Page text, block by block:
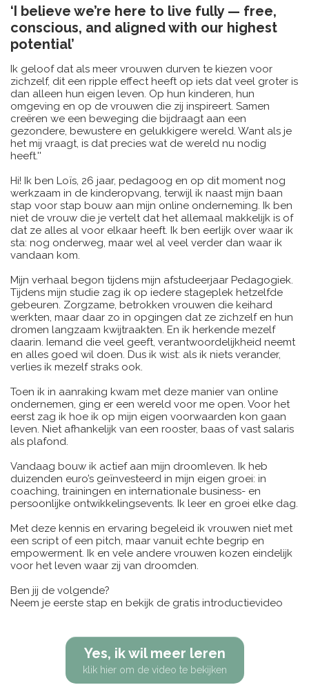
‘I believe we’re here to live fully — free,
conscious, and aligned with our highest
potential’
Ik geloof dat als meer vrouwen durven te kiezen voor
zichzelf, dit een ripple effect heeft op iets dat veel groter is
dan alleen hun eigen leven. Op hun kinderen, hun
omgeving en op de vrouwen die zij inspireert. Samen
creëren we een beweging die bijdraagt aan een
gezondere, bewustere en gelukkigere wereld. Want als je
het mij vraagt, is dat precies wat de wereld nu nodig
heeft.''
Hi! Ik ben Loïs, 26 jaar, pedagoog en op dit moment nog
werkzaam in de kinderopvang, terwijl ik naast mijn baan
stap voor stap bouw aan mijn online onderneming. Ik ben
niet de vrouw die je vertelt dat het allemaal makkelijk is of
dat ze alles al voor elkaar heeft. Ik ben eerlijk over waar ik
sta: nog onderweg, maar wel al veel verder dan waar ik
vandaan kom.
Mijn verhaal begon tijdens mijn afstudeerjaar Pedagogiek.
Tijdens mijn studie zag ik op iedere stageplek hetzelfde
gebeuren. Zorgzame, betrokken vrouwen die keihard
werkten, maar daar zo in opgingen dat ze zichzelf en hun
dromen langzaam kwijtraakten. En ik herkende mezelf
daarin. Iemand die veel geeft, verantwoordelijkheid neemt
en alles goed wil doen. Dus ik wist: als ik niets verander,
verlies ik mezelf straks ook.
Toen ik in aanraking kwam met deze manier van online
ondernemen, ging er een wereld voor me open. Voor het
eerst zag ik hoe ik op mijn eigen voorwaarden kon gaan
leven. Niet afhankelijk van een rooster, baas of vast salaris
als plafond.
Vandaag bouw ik actief aan mijn droomleven. Ik heb
duizenden euro’s geïnvesteerd in mijn eigen groei: in
coaching, trainingen en internationale business- en
persoonlijke ontwikkelingsevents. Ik leer en groei elke dag.
Met deze kennis en ervaring begeleid ik vrouwen niet met
een script of een pitch, maar vanuit echte begrip en
empowerment. Ik en vele andere vrouwen kozen eindelijk
voor het leven waar zij van droomden.
Ben jij de volgende?
Neem je eerste stap en bekijk de gratis introductievideo
Yes, ik wil meer leren
klik hier om de video te bekijken